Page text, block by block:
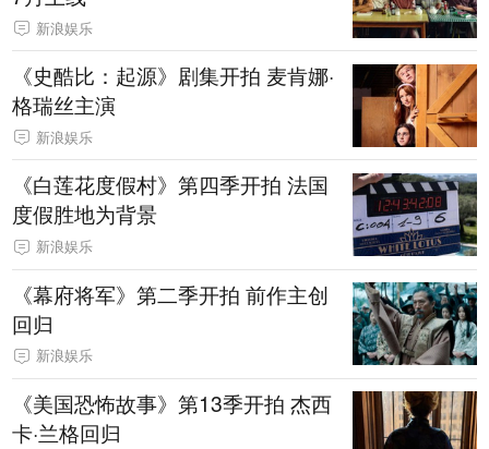
新浪娱乐
《史酷比：起源》剧集开拍 麦肯娜·
格瑞丝主演
新浪娱乐
《白莲花度假村》第四季开拍 法国
度假胜地为背景
新浪娱乐
《幕府将军》第二季开拍 前作主创
回归
新浪娱乐
《美国恐怖故事》第13季开拍 杰西
卡·兰格回归